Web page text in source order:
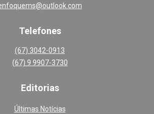
Telefones
(67) 3042-0913
(67) 9 9907-3730
Editorias
Últimas Notícias